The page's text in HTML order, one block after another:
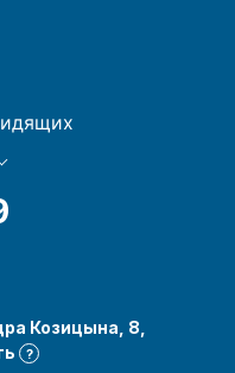
Козицына, 8,
?